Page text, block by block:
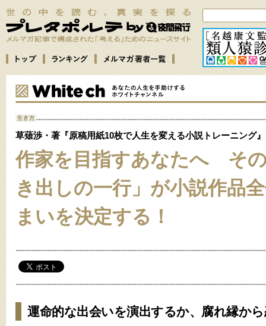
草薙渉・著『原稿用紙10枚で人生を変える小説トレーニング
作家を目指すあなたへ そ
き出しの一行」が小説作品
まいを決定する！
運命的な出会いを演出するか、腐れ縁か